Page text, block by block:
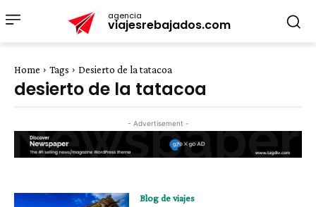
agencia
viajesrebajados.com
Home Tags Desierto de la tatacoa
desierto de la tatacoa
- Advertisement -
Blog de viajes